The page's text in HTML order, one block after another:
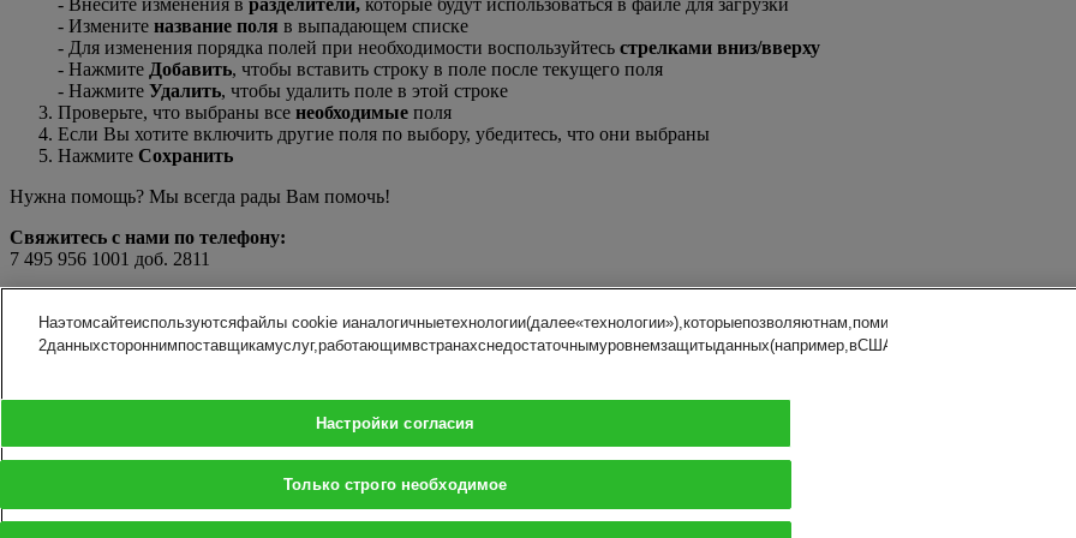
- Измените название поля в выпадающем списке
- Для изменения порядка полей при необходимости воспользуйтесь стрелками вниз/вверху
- Нажмите Добавить, чтобы вставить строку в поле после текущего поля
- Нажмите Удалить, чтобы удалить поле в этой строке
Проверьте, что выбраны все необходимые поля
Если Вы хотите включить другие поля по выбору, убедитесь, что они выбраны
Нажмите Сохранить
Нужна помощь? Мы всегда рады Вам помочь!
Свяжитесь с нами по телефону:
7 495 956 1001 доб. 2811
Помощь и поддержка
Часто задаваемые вопросы
Уведомление и меры по предупреждению мошенничества
О компании DHL
Карьерные возможности
Правовое уведомление
Наэтомсайтеиспользуютсяфайлы cookie
Настройки согласия
Только строго необходимое